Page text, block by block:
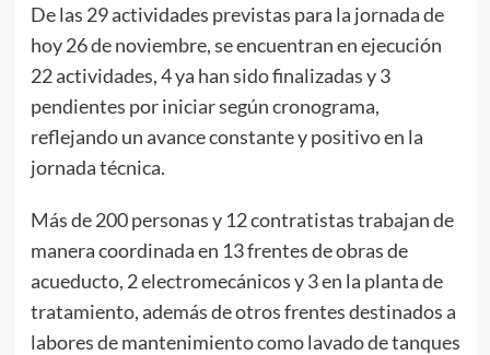
De las 29 actividades previstas para la jornada de
hoy 26 de noviembre, se encuentran en ejecución
22 actividades, 4 ya han sido finalizadas y 3
pendientes por iniciar según cronograma,
reflejando un avance constante y positivo en la
jornada técnica.
Más de 200 personas y 12 contratistas trabajan de
manera coordinada en 13 frentes de obras de
acueducto, 2 electromecánicos y 3 en la planta de
tratamiento, además de otros frentes destinados a
labores de mantenimiento como lavado de tanques